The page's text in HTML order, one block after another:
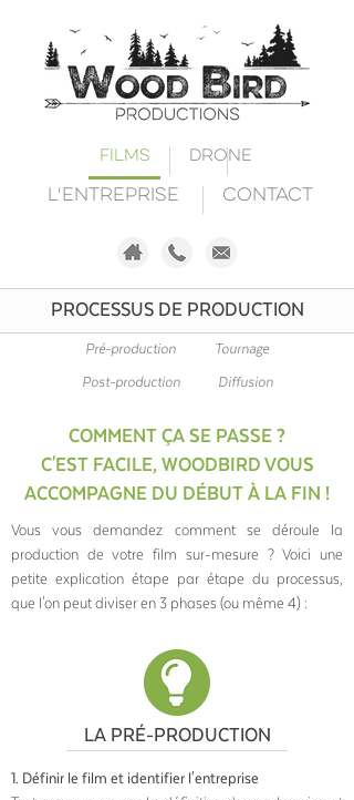
Drone
Films
Contact
L'entreprise
PROCESSUS DE PRODUCTION
Pré-production
Tournage
Post-production
Diffusion
COMMENT ÇA SE PASSE ?
C'EST FACILE, WOODBIRD VOUS
ACCOMPAGNE DU DÉBUT À LA FIN !
Vous vous demandez comment se déroule la
production de votre film sur-mesure ? Voici une
petite explication étape par étape du processus,
que l'on peut diviser en 3 phases (ou même 4) :
LA PRÉ-PRODUCTION
1. Définir le film et identifier l'entreprise